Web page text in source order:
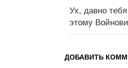
Ух, давно
этому
ДОБАВИТЬ